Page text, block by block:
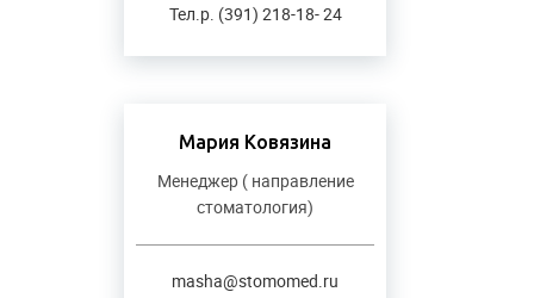
Тел.р. (391) 218-18- 24
Мария Ковязина
Менеджер ( направление
стоматология)
masha@stomomed.ru